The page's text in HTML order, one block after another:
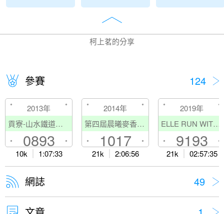
柯上茗的分享
參賽 124
2013年
貢寮-山水鐵道路跑
0893
10k 1:07:33
2014年
第四屆晨曦麥香馬拉松
1017
21k 2:06:56
2019年
ELLE RUN WITH STYLE
9193
21k 02:57:35
網誌 49